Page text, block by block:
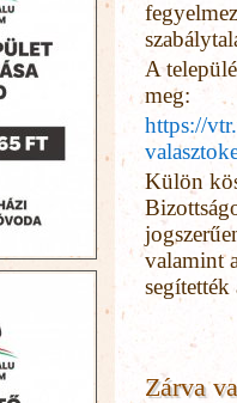
A
meg:
https://
Külön
valamint
Zárva